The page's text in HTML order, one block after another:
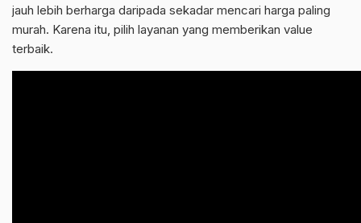
jauh lebih berharga daripada sekadar mencari harga paling
murah. Karena itu, pilih layanan yang memberikan value
terbaik.